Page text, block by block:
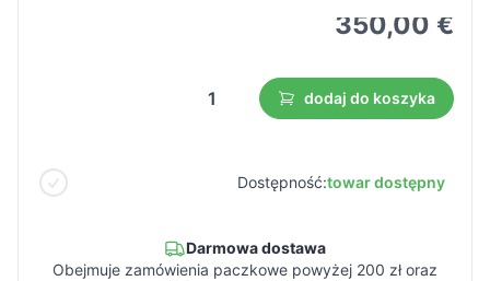
350,00 €
dodaj do koszyka
Dostępność:towar dostępny
Darmowa dostawa
Obejmuje zamówienia paczkowe powyżej 200 zł oraz